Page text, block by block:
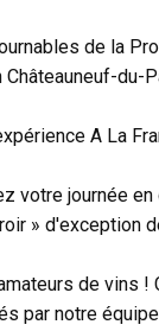
de la
Châteauneuf-du-
A La
votre journée
» d'exception
de vins
par notre